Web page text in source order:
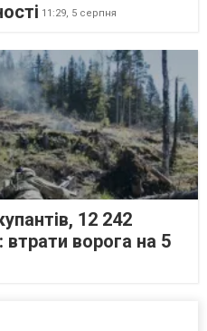
11:29, 5 серпня
12 242
ворога на 5